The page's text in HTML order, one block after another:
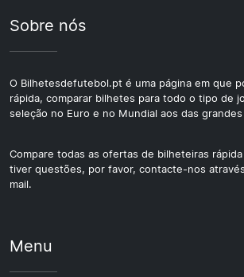
Sobre nós
O Bilhetesdefutebol.pt é uma página em que
rápida, comparar bilhetes para todo o tipo de
seleção no Euro e no Mundial aos das
Compare todas as ofertas de bilheteiras
tiver questões, por favor, contacte-nos
mail.
Menu